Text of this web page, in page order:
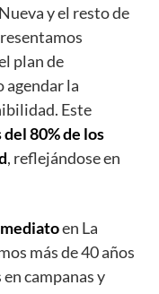
y el resto de
plan de
la
Este
del 80% de los
, reflejándose en
en La
más de 40 años
campanas y